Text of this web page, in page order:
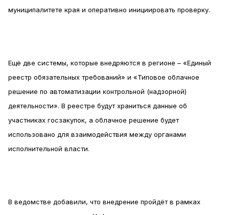
муниципалитете края и оперативно инициировать проверку.
Ещё две системы, которые внедряются в регионе – «Единый
реестр обязательных требований» и «Типовое облачное
решение по автоматизации контрольной (надзорной)
деятельности». В реестре будут храниться данные об
участниках госзакупок, а облачное решение будет
использовано для взаимодействия между органами
исполнительной власти.
В ведомстве добавили, что внедрение пройдёт в рамках